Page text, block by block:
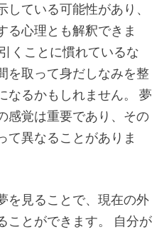
ている可能性があり、
る心理とも解釈できま
くことに慣れているな
を取って身だしなみを整
なるかもしれません。 夢
感覚は重要であり、その
て異なることがありま
を見ることで、現在の外
ことができます。 自分が